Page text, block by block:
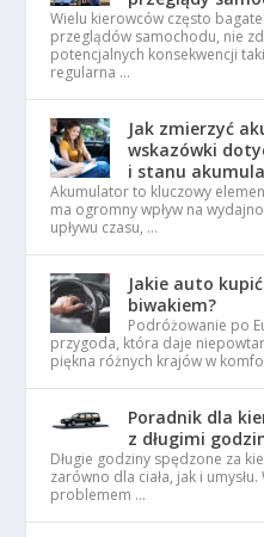
Wielu kierowców często
przeglądów samochodu, nie
potencjalnych konsekwencji
regularna …
Jak zmierzyć
wskazówki
i stanu
Akumulator to kluczowy
ma ogromny wpływ na
upływu czasu, …
Jakie auto
biwakiem?
Podróżowanie po
przygoda, która daje
piękna różnych krajów w
Poradnik dla
z długimi
Długie godziny spędzone za
zarówno dla ciała, jak i
problemem …